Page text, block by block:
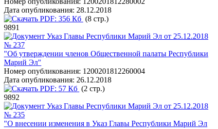
Дата опубликования: 28.12.2018
PDF: 356 Кб (8 стр.)
9891
Указ Главы Республики Марий Эл от 25.12.2018
№ 237
"Об утверждении членов Общественной палаты Республики
Марий Эл"
Номер опубликования: 1200201812260004
Дата опубликования: 26.12.2018
PDF: 57 Кб (2 стр.)
9892
Указ Главы Республики Марий Эл от 25.12.2018
№ 235
"О внесении изменения в Указ Главы Республики Марий Эл